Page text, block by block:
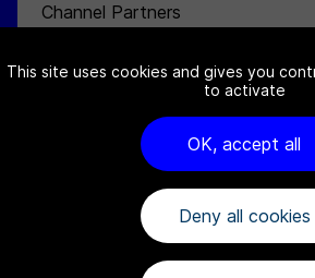
Channel Partners
This site uses cookies and gives you
to activate
OK, accept all
Deny all cookies